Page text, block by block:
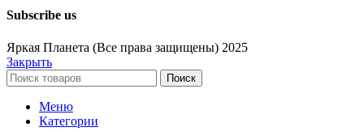
Subscribe us
Яркая Планета (Все права защищены) 2025
Закрыть
Поиск
Меню
Категории